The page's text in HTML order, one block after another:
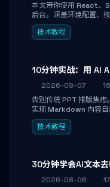
本文带你使用 React、
后台。涵盖环境配置、
踩坑指南。学完即可独
制，满足企业级开发需求
技术教程
10分钟实战：用 AI
2026-08-07
16
告别传统 PPT 排版焦虑
实现 Markdown 内容自
运行时的 HTML 幻灯片
屏的专业级演示文稿。
技术教程
30分钟学会AI文本
2026-08-06
17